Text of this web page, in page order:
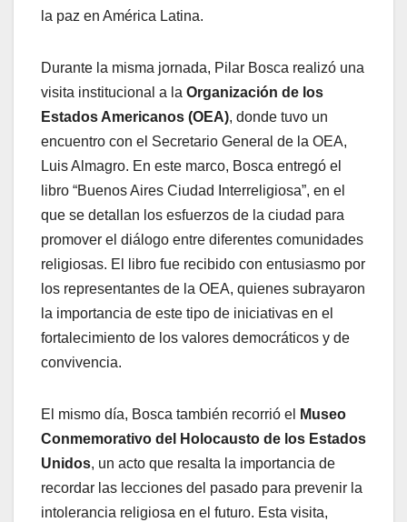
la paz en América Latina.
Durante la misma jornada, Pilar Bosca realizó una
visita institucional a la Organización de los
Estados Americanos (OEA), donde tuvo un
encuentro con el Secretario General de la OEA,
Luis Almagro. En este marco, Bosca entregó el
libro “Buenos Aires Ciudad Interreligiosa”, en el
que se detallan los esfuerzos de la ciudad para
promover el diálogo entre diferentes comunidades
religiosas. El libro fue recibido con entusiasmo por
los representantes de la OEA, quienes subrayaron
la importancia de este tipo de iniciativas en el
fortalecimiento de los valores democráticos y de
convivencia.
El mismo día, Bosca también recorrió el
Museo
Conmemorativo del Holocausto de los Estados
Unidos, un acto que resalta la importancia de
recordar las lecciones del pasado para prevenir la
intolerancia religiosa en el futuro. Esta visita,